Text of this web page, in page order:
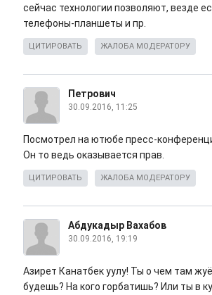
сейчас технологии позволяют, везде
телефоны-планшеты и пр.
ЦИТИРОВАТЬ ЖАЛОБА МОДЕРАТОРУ
Петрович
30.09.2016, 11:25
Посмотрел на ютюбе пресс-
Он то ведь оказывается прав.
ЦИТИРОВАТЬ ЖАЛОБА МОДЕРАТОРУ
Абдукадыр Вахабов
30.09.2016, 19:19
Азирет Канатбек уулу! Ты о чем там
будешь? На кого горбатишь? Или ты в